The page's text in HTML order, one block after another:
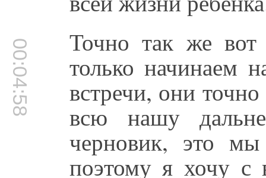
00:04:58 Точно так же
только начинаем
встречи, они
всю нашу
черновик, это
поэтому я хочу с